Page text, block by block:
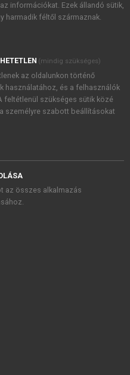
akcióiról.
Zrt. újdonságairól,
foglaltakat tudomásul
, valamint a szotar.netés a
foglaltakat
információkat. Ezek állandó sütik,
harmadik féltől származnak.
(mindig szükséges)
az oldalunkon történő
használatához, és a felhasználók
feltétlenül szükséges sütik közé
személyre szabott beállításokat
az összes alkalmazás